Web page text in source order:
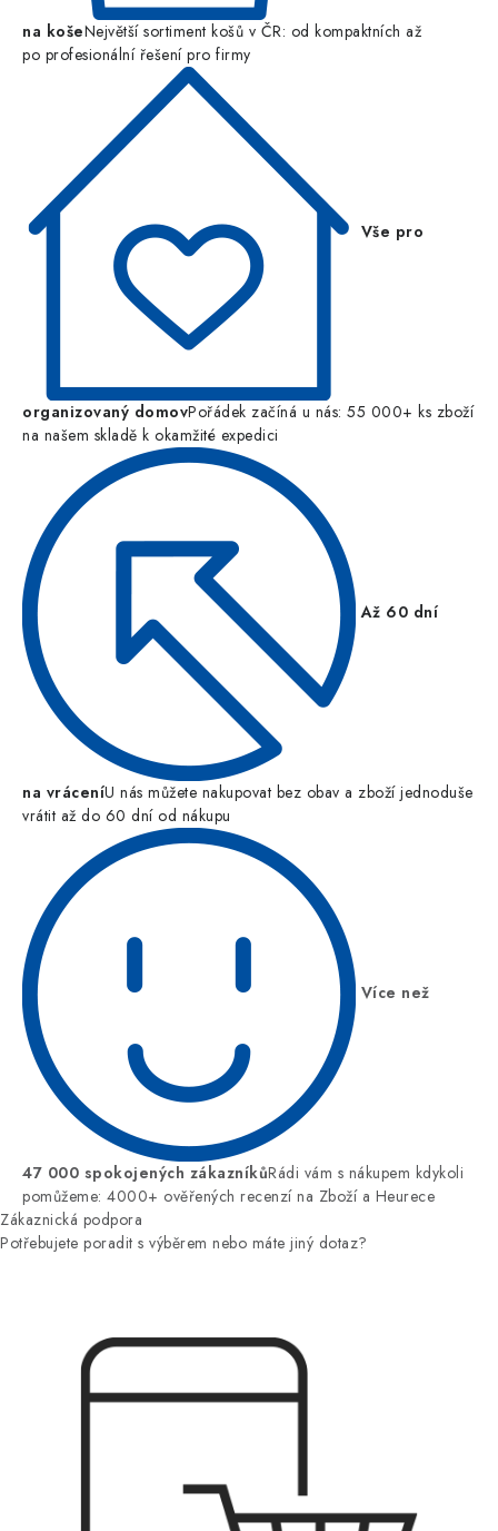
na košeNejvětší sortiment košů v ČR: od kompaktních až
po profesionální řešení pro firmy
Vše pro
organizovaný domovPořádek začíná u nás: 55 000+ ks zboží
na našem skladě k okamžité expedici
Až 60 dní
na vráceníU nás můžete nakupovat bez obav a zboží jednoduše
vrátit až do 60 dní od nákupu
Více než
47 000 spokojených zákazníkůRádi vám s nákupem kdykoli
pomůžeme: 4000+ ověřených recenzí na Zboží a Heurece
Zákaznická podpora
Potřebujete poradit s výběrem nebo máte jiný dotaz?